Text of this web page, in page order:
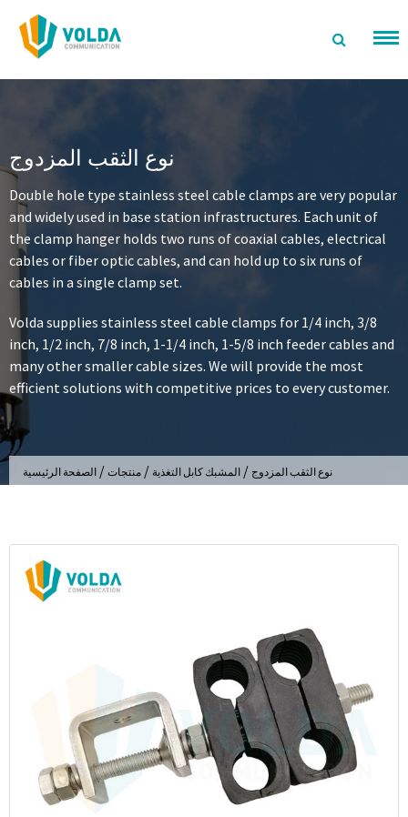
تخطى
الى
المحتوى
نوع الثقب المزدوج
Double hole type stainless steel cable clamps are very popular
and widely used in base station infrastructures. Each unit of
the clamp hanger holds two runs of coaxial cables, electrical
cables or fiber optic cables, and can hold up to six runs of
cables in a single clamp set.
Volda supplies stainless steel cable clamps for 1/4 inch, 3/8
inch, 1/2 inch, 7/8 inch, 1-1/4 inch, 1-5/8 inch feeder cables and
many other smaller cable sizes. We will provide the most
efficient solutions with competitive prices to every customer.
الصفحة الرئيسية / منتجات / المشبك كابل التغذية / نوع الثقب المزدوج